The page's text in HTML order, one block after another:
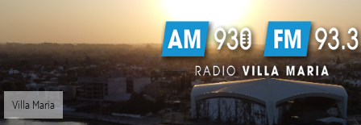
Villa María